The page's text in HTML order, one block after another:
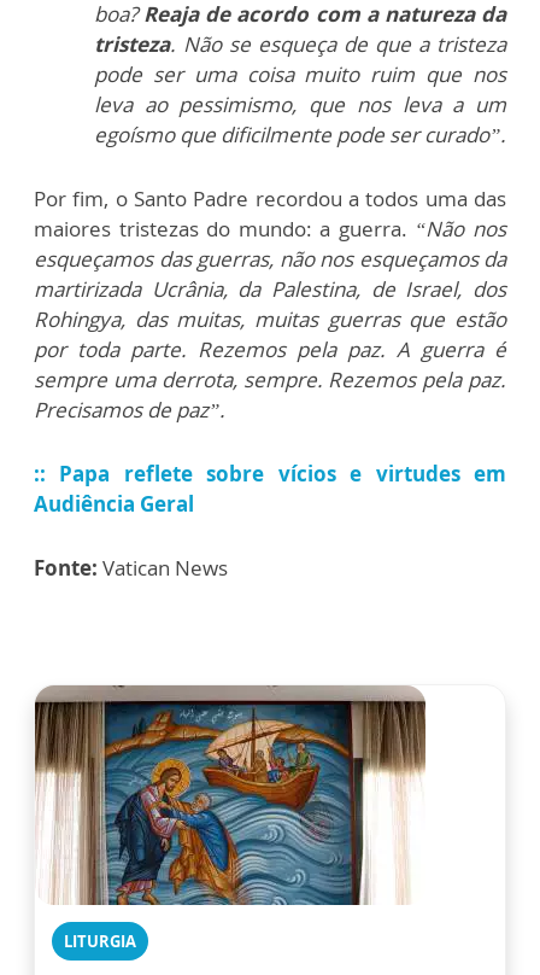
boa?Reaja de acordo com a natureza da
tristeza. Não se esqueça de que a tristeza
pode ser uma coisa muito ruim que nos
leva ao pessimismo, que nos leva a um
egoísmo que dificilmente pode ser curado”.
Por fim, o Santo Padre recordou a todos uma das
maiores tristezas do mundo: a guerra. “Não nos
esqueçamos das guerras, não nos esqueçamos da
martirizada Ucrânia, da Palestina, de Israel, dos
Rohingya, das muitas, muitas guerras que estão
por toda parte. Rezemos pela paz. A guerra é
sempre uma derrota, sempre. Rezemos pela paz.
Precisamos de paz”.
:: Papa reflete sobre vícios e virtudes em
Audiência Geral
Fonte: Vatican News
LITURGIA